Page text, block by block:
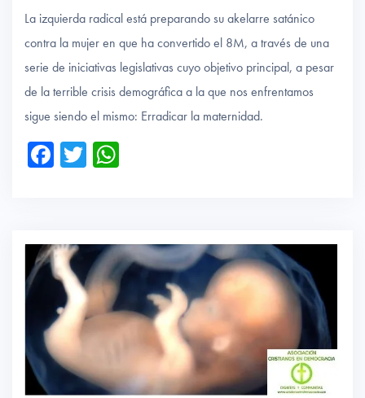
La izquierda radical está preparando su akelarre satánico
contra la mujer en que ha convertido el 8M, a través de una
serie de iniciativas legislativas cuyo objetivo principal, a pesar
de la terrible crisis demográfica a la que nos enfrentamos
sigue siendo el mismo: Erradicar la maternidad.
Fa
ok
T
p
p